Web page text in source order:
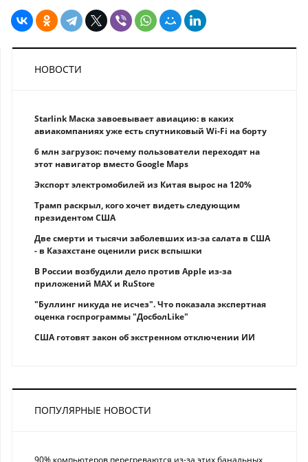
НОВОСТИ
Starlink Маска завоевывает авиацию: в каких
авиакомпаниях уже есть спутниковый Wi-Fi на борту
6 млн загрузок: почему пользователи переходят на
этот навигатор вместо Google Maps
Экспорт электромобилей из Китая вырос на 120%
Трамп раскрыл, кого хочет видеть следующим
президентом США
Две смерти и тысячи заболевших из-за салата в США
- в Казахстане оценили риск вспышки
В России возбудили дело против Apple из-за
приложений MAX и RuStore
"Буллинг никуда не исчез". Что показала экспертная
оценка госпрограммы "ДосболLike"
США готовят закон об экстренном отключении ИИ
ПОПУЛЯРНЫЕ НОВОСТИ
90% компьютеров перегреваются из-за этих банальных